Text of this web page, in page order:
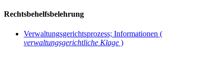
Rechtsbehelfsbelehrung
Verwaltungsgerichtsprozess; Informationen (
verwaltungsgerichtliche Klage )